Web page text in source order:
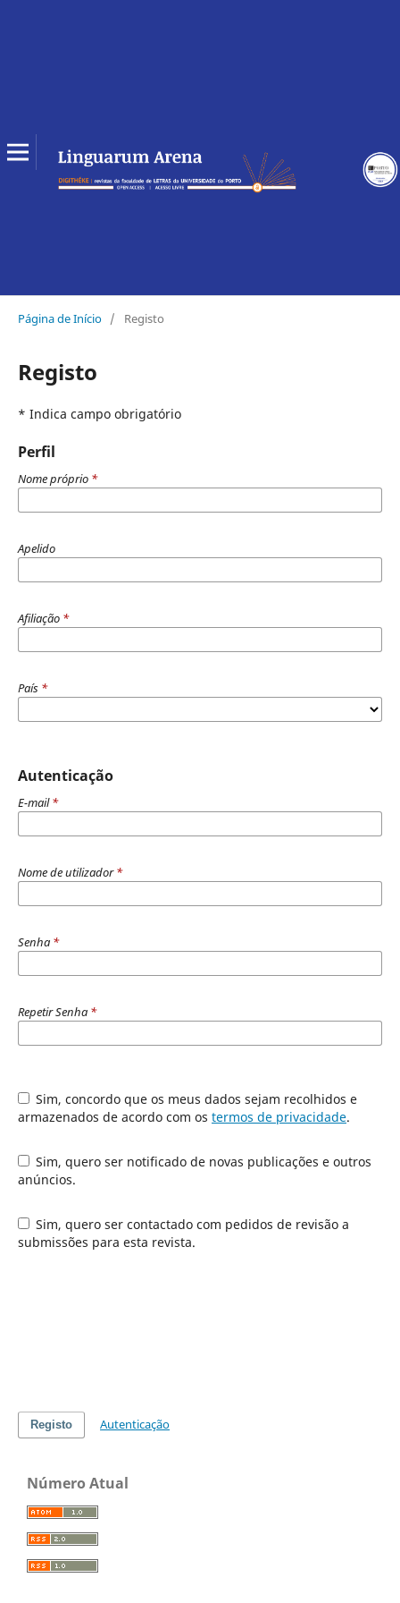
Página de Início / Registo
Registo
* Indica campo obrigatório
Perfil
Nome próprio *
Apelido
Afiliação *
País *
Autenticação
E-mail*
Nome de utilizador*
Senha *
Repetir Senha *
Sim, concordo que os meus dados sejam recolhidos e
armazenados de acordo com os termos de privacidade.
Sim, quero ser notificado de novas publicações e outros
anúncios.
Sim, quero ser contactado com pedidos de revisão a
submissões para esta revista.
Registo Autenticação
Número Atual